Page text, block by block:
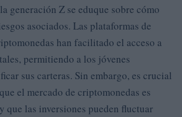
generación Z se eduque sobre cómo
asociados. Las plataformas de
han facilitado el acceso a
permitiendo a los jóvenes
sus carteras. Sin embargo, es crucial
el mercado de criptomonedas es
que las inversiones pueden fluctuar